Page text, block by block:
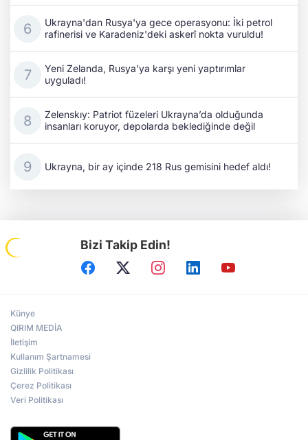
Ukrayna'dan Rusya'ya gece operasyonu: İki petrol
rafinerisi ve Karadeniz'deki askerî nokta vuruldu!
Yeni Zelanda, Rusya'ya karşı yeni yaptırımlar
uyguladı!
Zelenskıy: Patriot füzeleri Ukrayna’da olduğunda
insanları koruyor, depolarda beklediğinde değil
Ukrayna, bir ay içinde 218 Rus gemisini hedef aldı!
Bizi Takip Edin!
Künye
QIRIM MEDİA
İletişim
Kullanım Şartnamesi
Gizlilik Politikası
Çerez Politikası
Veri Politikası